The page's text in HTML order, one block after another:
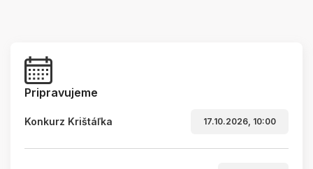
Pripravujeme
Konkurz Krištáľka 17.10.2026, 10:00